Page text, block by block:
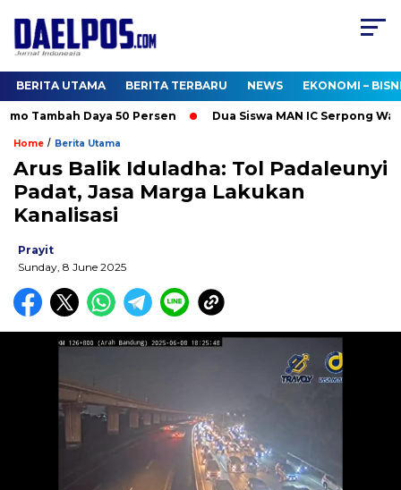
BERITA UTAMA BERITA TERBARU NEWS EKONOMI –
Tambah Daya 50 Persen Dua Siswa MAN IC Serpong
Home / Berita Utama
Arus Balik Iduladha: Tol Padaleunyi
Padat, Jasa Marga Lakukan
Kanalisasi
Prayit
Sunday, 8 June 2025